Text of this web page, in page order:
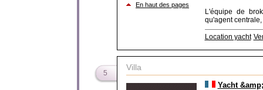
En haut des pages
L'équipe de
qu'agent
Location yacht
5
Villa
Yacht